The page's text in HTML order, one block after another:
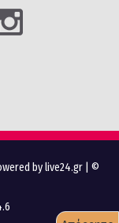
by live24.gr | ©